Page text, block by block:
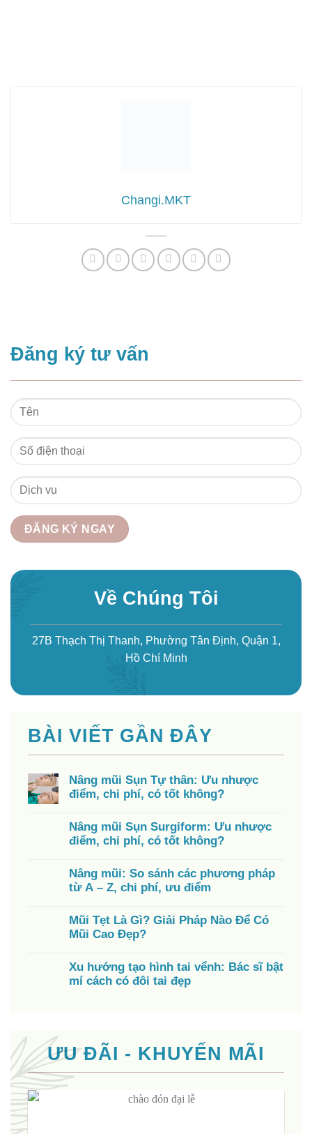
Changi.MKT
Đăng ký tư vấn
Về Chúng Tôi
27B Thạch Thị Thanh, Phường Tân Định, Quận 1,
Hồ Chí Minh
BÀI VIẾT GẦN ĐÂY
Nâng mũi Sụn Tự thân: Ưu nhược
điểm, chi phí, có tốt không?
Nâng mũi Sụn Surgiform: Ưu nhược
điểm, chi phí, có tốt không?
Nâng mũi: So sánh các phương pháp
từ A – Z, chi phí, ưu điểm
Mũi Tẹt Là Gì? Giải Pháp Nào Để Có
Mũi Cao Đẹp?
Xu hướng tạo hình tai vểnh: Bác sĩ bật
mí cách có đôi tai đẹp
ƯU ĐÃI - KHUYẾN MÃI